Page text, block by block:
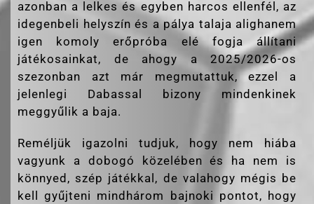
azonban a lelkes és egyben harcos ellenfél, az
idegenbeli helyszín és a pálya talaja alighanem
igen komoly erőpróba elé fogja állítani
játékosainkat, de ahogy a 2025/2026-os
szezonban azt már megmutattuk, ezzel a
jelenlegi Dabassal bizony mindenkinek
meggyűlik a baja.
Reméljük igazolni tudjuk, hogy nem hiába
vagyunk a dobogó közelében és ha nem is
könnyed, szép játékkal, de valahogy mégis be
kell gyűjteni mindhárom bajnoki pontot, hogy